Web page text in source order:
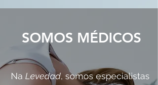
SOMOS MÉDICOS
Na Levedad, somos especialistas